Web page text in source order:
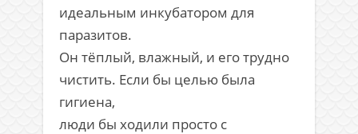
идеальным инкубатором для
паразитов.
Он тёплый, влажный, и его трудно
чистить. Если бы целью была
гигиена,
люди бы ходили просто с